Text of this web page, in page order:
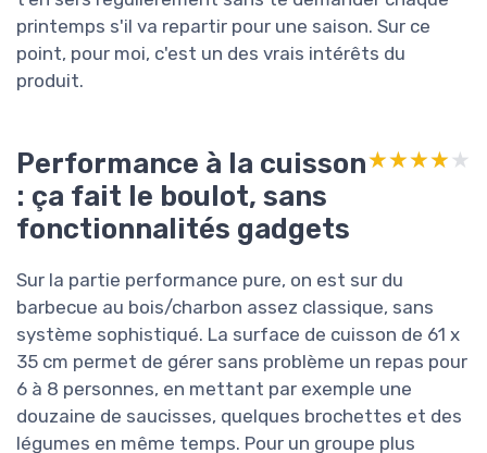
printemps s'il va repartir pour une saison. Sur ce
point, pour moi, c'est un des vrais intérêts du
produit.
Performance à la cuisson
: ça fait le boulot, sans
fonctionnalités gadgets
★★★★★
★★★★★
Sur la partie performance pure, on est sur du
barbecue au bois/charbon assez classique, sans
système sophistiqué. La surface de cuisson de 61 x
35 cm permet de gérer sans problème un repas pour
6 à 8 personnes, en mettant par exemple une
douzaine de saucisses, quelques brochettes et des
légumes en même temps. Pour un groupe plus